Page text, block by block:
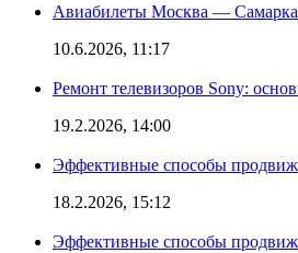
Авиабилеты Москва —
10.6.2026, 11:17
Ремонт телевизоров Sony:
19.2.2026, 14:00
Эффективные способы
18.2.2026, 15:12
Эффективные способы